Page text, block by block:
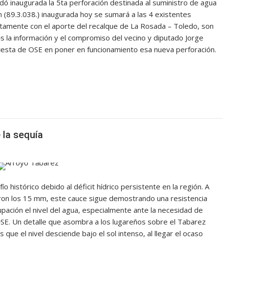
inaugurada la 5ta perforación destinada al suministro de agua
inaugurada hoy se sumará a las 4 existentes
con el aporte del recalque de La Rosada – Toledo, son
la información y el compromiso del vecino y diputado Jorge
de OSE en poner en funcionamiento esa nueva perforación.
la sequía
histórico debido al déficit hídrico persistente en la región. A
los 15 mm, este cauce sigue demostrando una resistencia
el nivel del agua, especialmente ante la necesidad de
Un detalle que asombra a los lugareños sobre el Tabarez
que el nivel desciende bajo el sol intenso, al llegar el ocaso